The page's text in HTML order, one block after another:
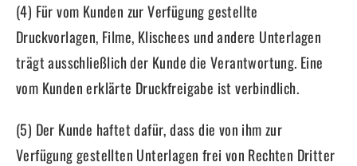
(4) Für vom Kunden zur Verfügung gestellte
Druckvorlagen, Filme, Klischees und andere Unterlagen
trägt ausschließlich der Kunde die Verantwortung. Eine
vom Kunden erklärte Druckfreigabe ist verbindlich.
(5) Der Kunde haftet dafür, dass die von ihm zur
Verfügung gestellten Unterlagen frei von Rechten Dritter